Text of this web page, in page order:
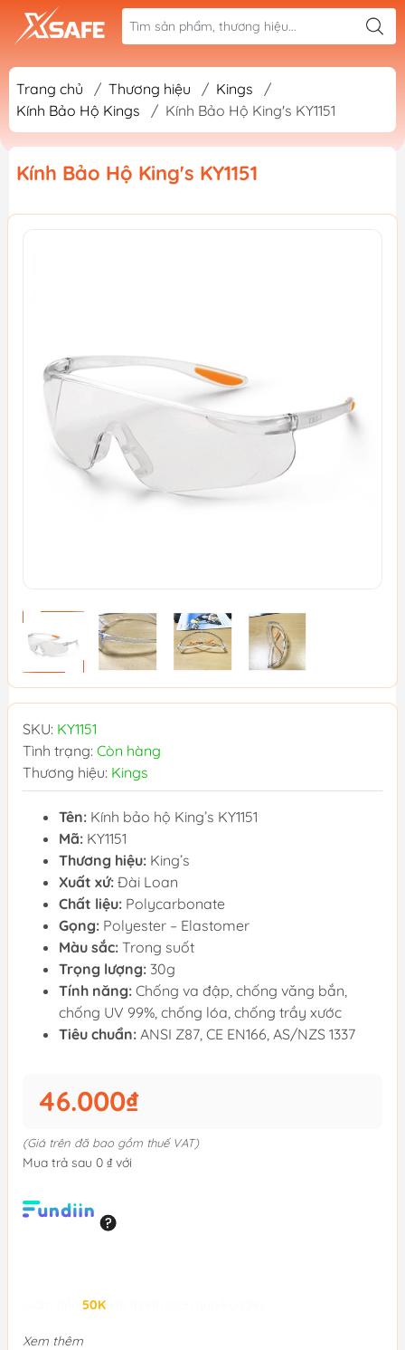
Trang chủ / Thương hiệu / Kings
/
Kính Bảo Hộ Kings
/ Kính Bảo Hộ King's KY1151
Kính Bảo Hộ King's KY1151
SKU: KY1151
Tình trạng: Còn hàng
Thương hiệu: Kings
Tên: Kính bảo hộ King’s KY1151
Mã: KY1151
Thương hiệu: King’s
Xuất xứ: Đài Loan
Chất liệu: Polycarbonate
Gọng: Polyester – Elastomer
Màu sắc: Trong suốt
Trọng lượng: 30g
Tính năng: Chống va đập, chống văng bắn,
chống UV 99%, chống lóa, chống trầy xước
Tiêu chuẩn: ANSI Z87, CE EN166, AS/NZS 1337
46.000₫
(Giá trên đã bao gồm thuế VAT)
Mua trả sau 0 ₫ với
50K
Xem thêm